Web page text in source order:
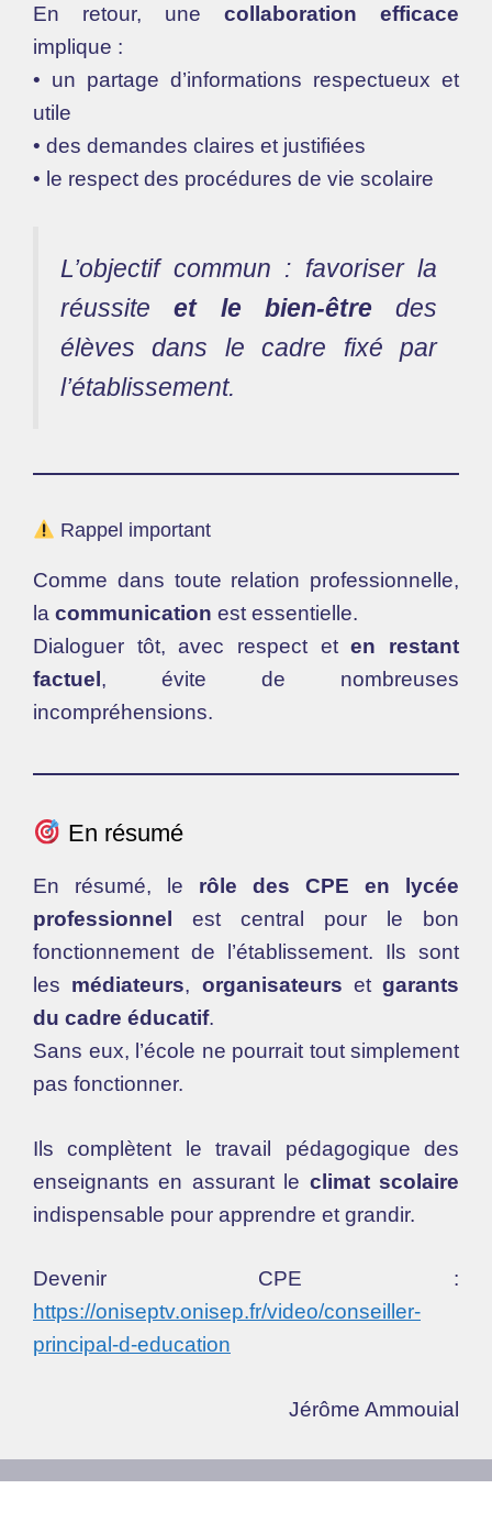
En retour, une collaboration efficace
implique :
• un partage d’informations respectueux et
utile
• des demandes claires et justifiées
• le respect des procédures de vie scolaire
L’objectif commun : favoriser la
réussiteet le bien-êtredes
élèves dans le cadre fixé par
l’établissement.
Rappel important
Comme dans toute relation professionnelle,
la communication est essentielle.
Dialoguer tôt, avec respect eten restant
factuel , évite de nombreuses
incompréhensions.
En résumé
En résumé, le rôle des CPE en lycée
professionnel
est central pour le bon
fonctionnement de l’établissement. Ils sont
les médiateurs, organisateurs et garants
du cadre éducatif.
Sans eux, l’école ne pourrait tout simplement
pas fonctionner.
Ils complètent le travail pédagogique des
enseignants en assurant le climat scolaire
indispensable pour apprendre et grandir.
Devenir CPE :
https://oniseptv.onisep.fr/video/conseiller-
principal-d-education
Jérôme Ammouial